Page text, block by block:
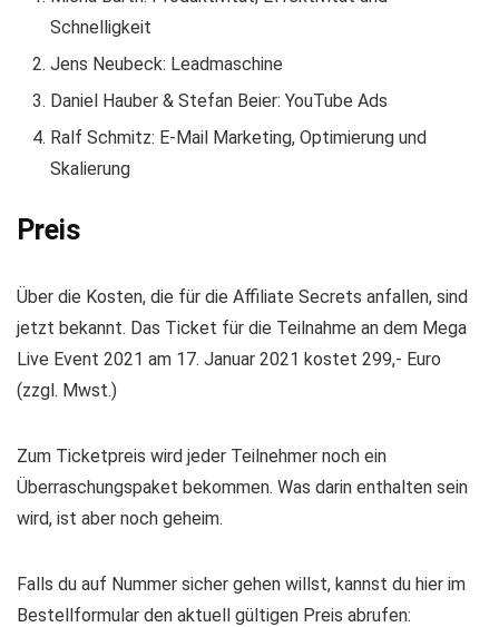
Schnelligkeit
Jens Neubeck: Leadmaschine
Daniel Hauber & Stefan Beier: YouTube Ads
Ralf Schmitz: E-Mail Marketing, Optimierung und
Skalierung
Preis
Über die Kosten, die für die Affiliate Secrets anfallen, sind
jetzt bekannt. Das Ticket für die Teilnahme an dem Mega
Live Event 2021 am 17. Januar 2021 kostet 299,- Euro
(zzgl. Mwst.)
Zum Ticketpreis wird jeder Teilnehmer noch ein
Überraschungspaket bekommen. Was darin enthalten sein
wird, ist aber noch geheim.
Falls du auf Nummer sicher gehen willst, kannst du hier im
Bestellformular den aktuell gültigen Preis abrufen: